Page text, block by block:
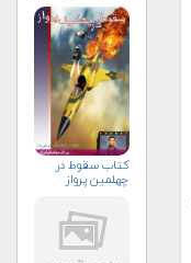
كتاب سقوط در
چهلمين پرواز